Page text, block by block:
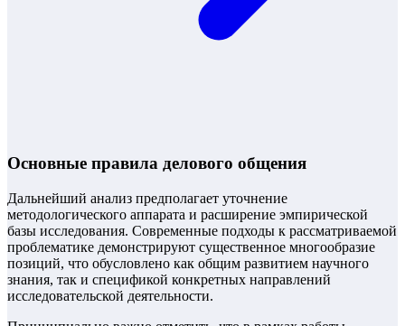
Основные правила делового общения
Дальнейший анализ предполагает уточнение
методологического аппарата и расширение эмпирической
базы исследования. Современные подходы к рассматриваемой
проблематике демонстрируют существенное многообразие
позиций, что обусловлено как общим развитием научного
знания, так и спецификой конкретных направлений
исследовательской деятельности.